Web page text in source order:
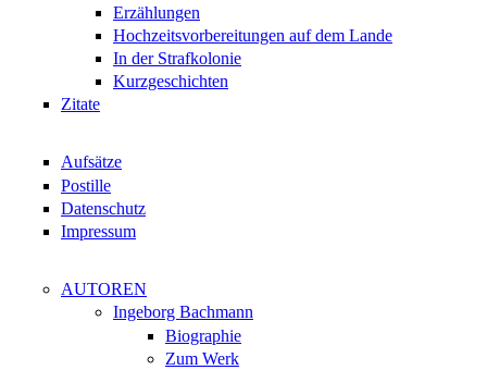
Erzählungen
Hochzeitsvorbereitungen auf dem Lande
In der Strafkolonie
Kurzgeschichten
Zitate
Aufsätze
Postille
Datenschutz
Impressum
AUTOREN
Ingeborg Bachmann
Biographie
Zum Werk